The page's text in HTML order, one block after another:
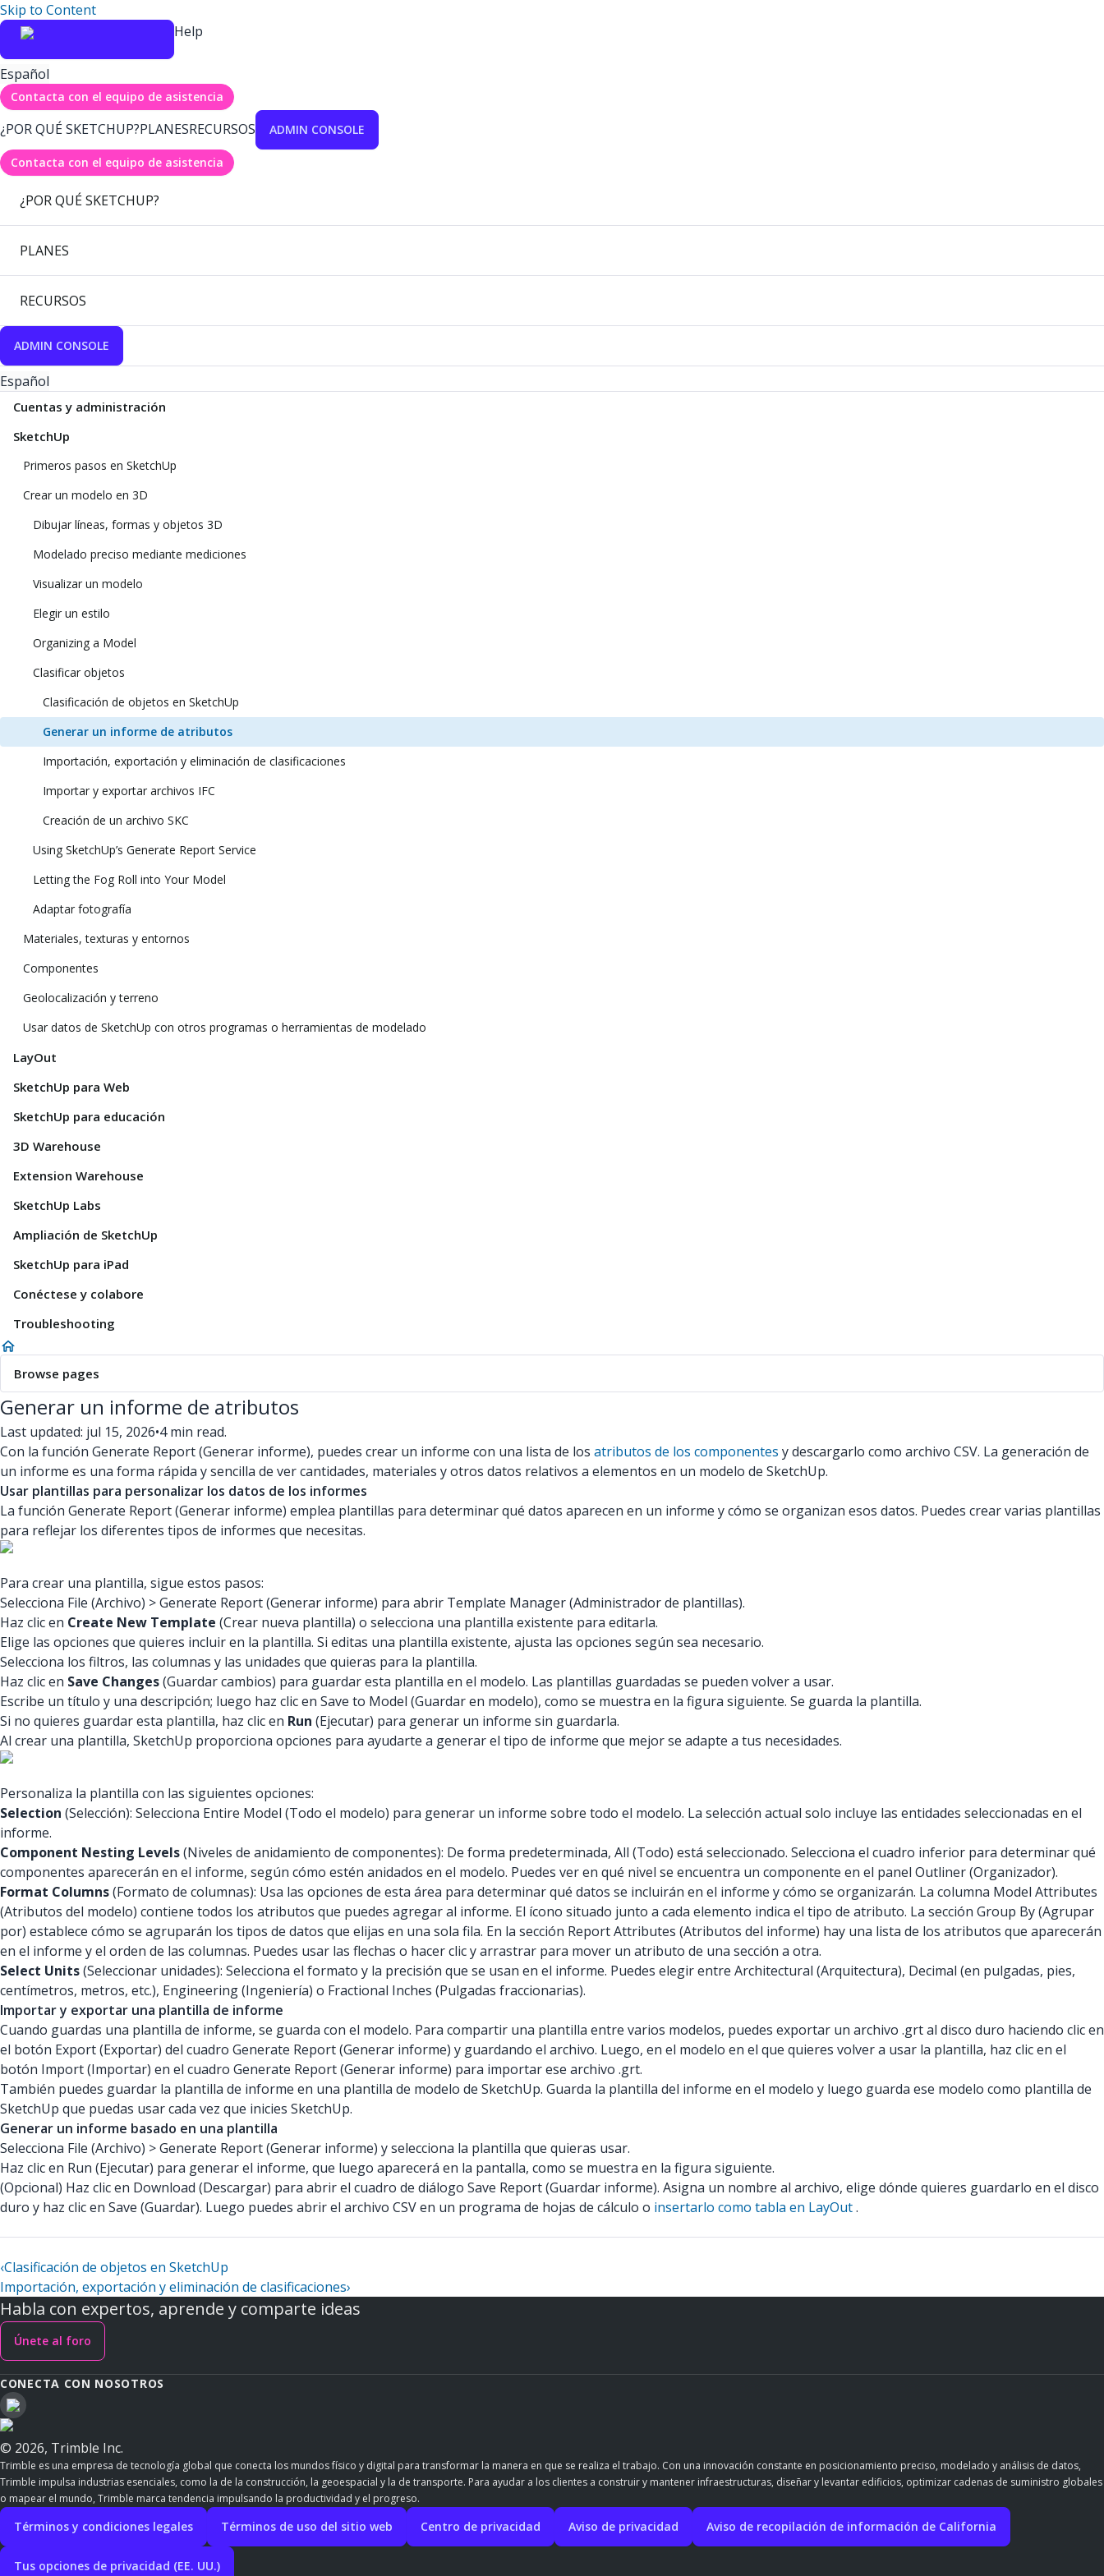
Skip to Content
Help
Español
Contacta con el equipo de asistencia
¿POR QUÉ SKETCHUP?PLANESRECURSOS ADMIN CONSOLE
Contacta con el equipo de asistencia
¿POR QUÉ SKETCHUP?
PLANES
RECURSOS
ADMIN CONSOLE
Español
Cuentas y administración
SketchUp
Primeros pasos en SketchUp
Crear un modelo en 3D
Dibujar líneas, formas y objetos 3D
Modelado preciso mediante mediciones
Visualizar un modelo
Elegir un estilo
Organizing a Model
Clasificar objetos
Clasificación de objetos en SketchUp
Generar un informe de atributos
Importación, exportación y eliminación de clasificaciones
Importar y exportar archivos IFC
Creación de un archivo SKC
Using SketchUp’s Generate Report Service
Letting the Fog Roll into Your Model
Adaptar fotografía
Materiales, texturas y entornos
Componentes
Geolocalización y terreno
Usar datos de SketchUp con otros programas o herramientas de modelado
LayOut
SketchUp para Web
SketchUp para educación
3D Warehouse
Extension Warehouse
SketchUp Labs
Ampliación de SketchUp
SketchUp para iPad
Conéctese y colabore
Troubleshooting
Browse pages
Generar un informe de atributos
Last updated: jul 15, 2026•4 min read.
Con la función Generate Report (Generar informe), puedes crear un informe con una lista de los atributos de los componentes y descargarlo como archivo CSV. La generación de
un informe es una forma rápida y sencilla de ver cantidades, materiales y otros datos relativos a elementos en un modelo de SketchUp.
Usar plantillas para personalizar los datos de los informes
La función Generate Report (Generar informe) emplea plantillas para determinar qué datos aparecen en un informe y cómo se organizan esos datos. Puedes crear varias plantillas
para reflejar los diferentes tipos de informes que necesitas.
Para crear una plantilla, sigue estos pasos:
Selecciona File (Archivo) > Generate Report (Generar informe) para abrir Template Manager (Administrador de plantillas).
Haz clic en Create New Template (Crear nueva plantilla) o selecciona una plantilla existente para editarla.
Elige las opciones que quieres incluir en la plantilla. Si editas una plantilla existente, ajusta las opciones según sea necesario.
Selecciona los filtros, las columnas y las unidades que quieras para la plantilla.
Haz clic en Save Changes(Guardar cambios) para guardar esta plantilla en el modelo. Las plantillas guardadas se pueden volver a usar.
Escribe un título y una descripción; luego haz clic en Save to Model (Guardar en modelo), como se muestra en la figura siguiente. Se guarda la plantilla.
Si no quieres guardar esta plantilla, haz clic en Run (Ejecutar) para generar un informe sin guardarla.
Al crear una plantilla, SketchUp proporciona opciones para ayudarte a generar el tipo de informe que mejor se adapte a tus necesidades.
Personaliza la plantilla con las siguientes opciones:
Selection (Selección): Selecciona Entire Model (Todo el modelo) para generar un informe sobre todo el modelo. La selección actual solo incluye las entidades seleccionadas en el
informe.
Component Nesting Levels(Niveles de anidamiento de componentes): De forma predeterminada, All (Todo) está seleccionado. Selecciona el cuadro inferior para determinar qué
componentes aparecerán en el informe, según cómo estén anidados en el modelo. Puedes ver en qué nivel se encuentra un componente en el panel Outliner (Organizador).
Format Columns(Formato de columnas): Usa las opciones de esta área para determinar qué datos se incluirán en el informe y cómo se organizarán. La columna Model Attributes
(Atributos del modelo) contiene todos los atributos que puedes agregar al informe. El ícono situado junto a cada elemento indica el tipo de atributo. La sección Group By (Agrupar
por) establece cómo se agruparán los tipos de datos que elijas en una sola fila. En la sección Report Attributes (Atributos del informe) hay una lista de los atributos que aparecerán
en el informe y el orden de las columnas. Puedes usar las flechas o hacer clic y arrastrar para mover un atributo de una sección a otra.
Select Units(Seleccionar unidades): Selecciona el formato y la precisión que se usan en el informe. Puedes elegir entre Architectural (Arquitectura), Decimal (en pulgadas, pies,
centímetros, metros, etc.), Engineering (Ingeniería) o Fractional Inches (Pulgadas fraccionarias).
Importar y exportar una plantilla de informe
Cuando guardas una plantilla de informe, se guarda con el modelo. Para compartir una plantilla entre varios modelos, puedes exportar un archivo .grt al disco duro haciendo clic en
el botón Export (Exportar) del cuadro Generate Report (Generar informe) y guardando el archivo. Luego, en el modelo en el que quieres volver a usar la plantilla, haz clic en el
botón Import (Importar) en el cuadro Generate Report (Generar informe) para importar ese archivo .grt.
También puedes guardar la plantilla de informe en una plantilla de modelo de SketchUp. Guarda la plantilla del informe en el modelo y luego guarda ese modelo como plantilla de
SketchUp que puedas usar cada vez que inicies SketchUp.
Generar un informe basado en una plantilla
Selecciona File (Archivo) > Generate Report (Generar informe) y selecciona la plantilla que quieras usar.
Haz clic en Run (Ejecutar) para generar el informe, que luego aparecerá en la pantalla, como se muestra en la figura siguiente.
(Opcional) Haz clic en Download (Descargar) para abrir el cuadro de diálogo Save Report (Guardar informe). Asigna un nombre al archivo, elige dónde quieres guardarlo en el disco
duro y haz clic en Save (Guardar). Luego puedes abrir el archivo CSV en un programa de hojas de cálculo o insertarlo como tabla en LayOut.
‹Clasificación de objetos en SketchUp
Importación, exportación y eliminación de clasificaciones›
Habla con expertos, aprende y comparte ideas
Únete al foro
CONECTA CON NOSOTROS
© 2026, Trimble Inc.
Trimble es una empresa de tecnología global que conecta los mundos físico y digital para transformar la manera en que se realiza el trabajo. Con una innovación constante en posicionamiento preciso, modelado y análisis de datos,
Trimble impulsa industrias esenciales, como la de la construcción, la geoespacial y la de transporte. Para ayudar a los clientes a construir y mantener infraestructuras, diseñar y levantar edificios, optimizar cadenas de suministro globales
o mapear el mundo, Trimble marca tendencia impulsando la productividad y el progreso.
Términos y condiciones legales Términos de uso del sitio web Centro de privacidad Aviso de privacidad Aviso de recopilación de información de California
Tus opciones de privacidad (EE. UU.)